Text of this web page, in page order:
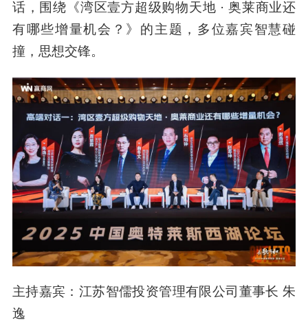
话，围绕《湾区壹方超级购物天地 · 奥莱商业还
有哪些增量机会？》的主题，多位嘉宾智慧碰
撞，思想交锋。
主持嘉宾：江苏智儒投资管理有限公司董事长 朱
逸